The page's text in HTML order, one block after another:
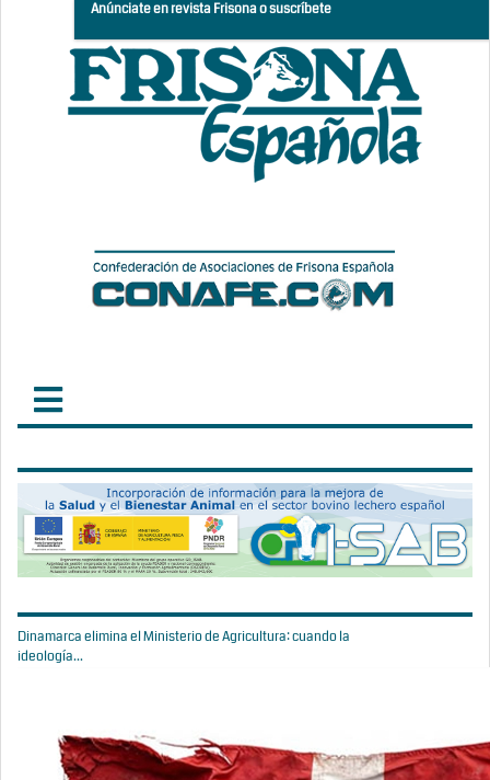
Anúnciate en revista Frisona o suscríbete
Dinamarca elimina el Ministerio de Agricultura: cuando la
ideología...